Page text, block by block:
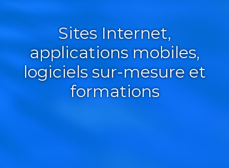
Sites Internet,
applications mobiles,
logiciels sur-mesure et
formations